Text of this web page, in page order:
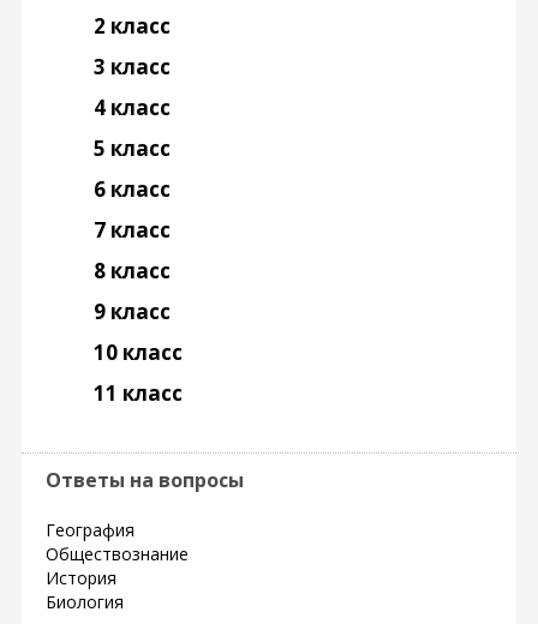
2 класс
3 класс
4 класс
5 класс
6 класс
7 класс
8 класс
9 класс
10 класс
11 класс
Ответы на вопросы
География
Обществознание
История
Биология